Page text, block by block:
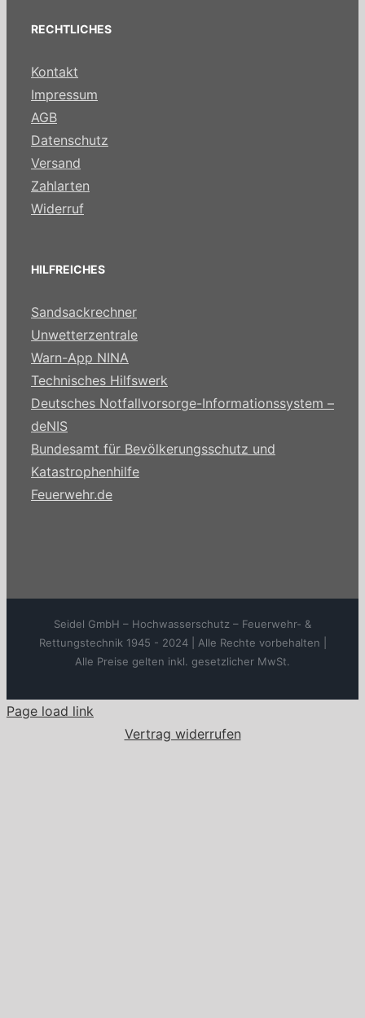
RECHTLICHES
Kontakt
Impressum
AGB
Datenschutz
Versand
Zahlarten
Widerruf
HILFREICHES
Sandsackrechner
Unwetterzentrale
Warn-App NINA
Technisches Hilfswerk
Deutsches Notfallvorsorge-Informationssystem –
deNIS
Bundesamt für Bevölkerungsschutz und
Katastrophenhilfe
Feuerwehr.de
Seidel GmbH – Hochwasserschutz – Feuerwehr- &
Rettungstechnik 1945 - 2024 | Alle Rechte vorbehalten |
Alle Preise gelten inkl. gesetzlicher MwSt.
Page load link
Vertrag widerrufen